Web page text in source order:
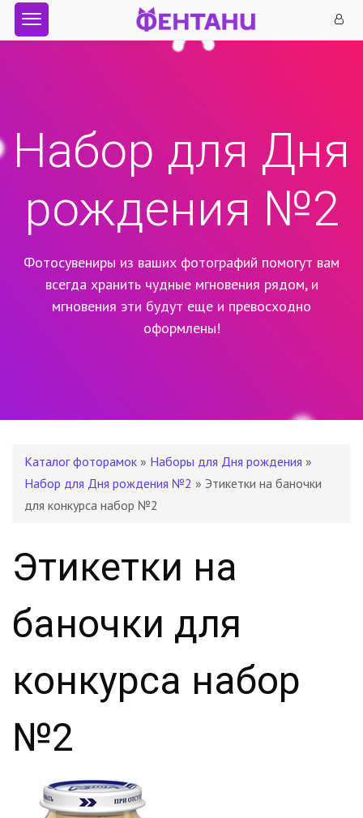
Набор для Дня
рождения №2
Фотосувениры из ваших фотографий помогут вам
всегда хранить чудные мгновения рядом, и
мгновения эти будут еще и превосходно
оформлены!
Каталог фоторамок » Наборы для Дня рождения »
Набор для Дня рождения №2 » Этикетки на баночки
для конкурса набор №2
Этикетки на
баночки для
конкурса набор
№2